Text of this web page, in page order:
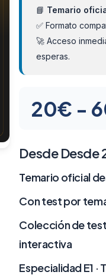
📘 Temario
✅ Formato
🚀 Acceso
esperas.
20€ -
Desde Desde
Temario oficial
Con test por
Colección de
interactiva
Especialidad E1 ·